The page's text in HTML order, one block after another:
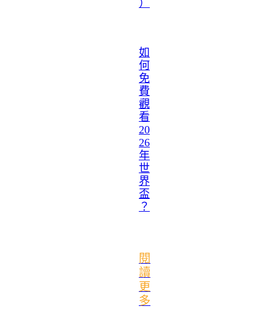
）
如
何
免
費
觀
看
20
26
年
世
界
盃
？
閱
讀
更
多